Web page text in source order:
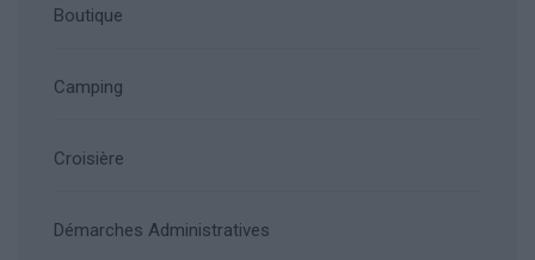
Boutique
Camping
Croisière
Démarches Administratives